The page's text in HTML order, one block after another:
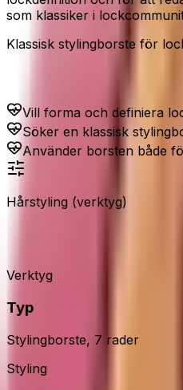
som klassiker i
Klassisk stylingborste för
Vill forma och definiera
Söker en klassisk
Använder borsten både
Hårstyling (verktyg)
Verktyg
Typ
Stylingborste, 7 rader
Styling